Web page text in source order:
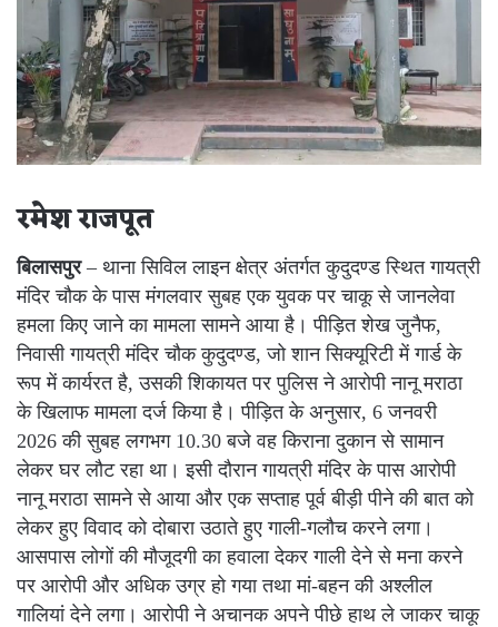
रमेश राजपूत
बिलासपुर– थाना सिविल लाइन क्षेत्र अंतर्गत कुदुदण्ड स्थित गायत्री
मंदिर चौक के पास मंगलवार सुबह एक युवक पर चाकू से जानलेवा
हमला किए जाने का मामला सामने आया है। पीड़ित शेख जुनैफ,
निवासी गायत्री मंदिर चौक कुदुदण्ड, जो शान सिक्यूरिटी में गार्ड के
रूप में कार्यरत है, उसकी शिकायत पर पुलिस ने आरोपी नानू मराठा
के खिलाफ मामला दर्ज किया है। पीड़ित के अनुसार, 6 जनवरी
2026 की सुबह लगभग 10.30 बजे वह किराना दुकान से सामान
लेकर घर लौट रहा था। इसी दौरान गायत्री मंदिर के पास आरोपी
नानू मराठा सामने से आया और एक सप्ताह पूर्व बीड़ी पीने की बात को
लेकर हुए विवाद को दोबारा उठाते हुए गाली-गलौच करने लगा।
आसपास लोगों की मौजूदगी का हवाला देकर गाली देने से मना करने
पर आरोपी और अधिक उग्र हो गया तथा मां-बहन की अश्लील
गालियां देने लगा। आरोपी ने अचानक अपने पीछे हाथ ले जाकर चाकू